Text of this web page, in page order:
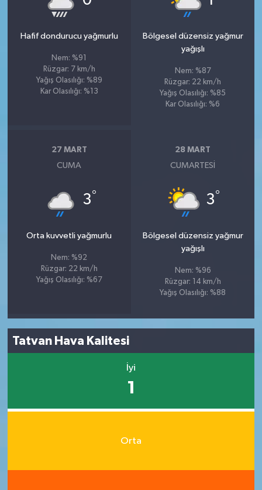
Hafif dondurucu yağmurlu
Nem: %91
Rüzgar: 7 km/h
Yağış Olasılığı: %89
Kar Olasılığı: %13
Bölgesel düzensiz yağmur
yağışlı
Nem: %87
Rüzgar: 22 km/h
Yağış Olasılığı: %85
Kar Olasılığı: %6
27 MART
CUMA
3°
Orta kuvvetli yağmurlu
Nem: %92
Rüzgar: 22 km/h
Yağış Olasılığı: %67
28 MART
CUMARTESI
3°
Bölgesel düzensiz yağmur
yağışlı
Nem: %96
Rüzgar: 14 km/h
Yağış Olasılığı: %88
Tatvan Hava Kalitesi
İyi
1
Orta